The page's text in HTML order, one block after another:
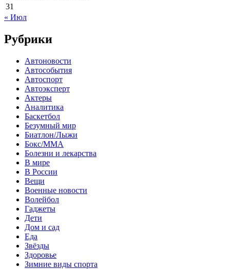
31
« Июл
Рубрики
Автоновости
Автособытия
Автоспорт
Автоэксперт
Актеры
Аналитика
Баскетбол
Безумный мир
Биатлон/Лыжи
Бокс/MMA
Болезни и лекарства
В мире
В России
Вещи
Военные новости
Волейбол
Гаджеты
Дети
Дом и сад
Еда
Звёзды
Здоровье
Зимние виды спорта